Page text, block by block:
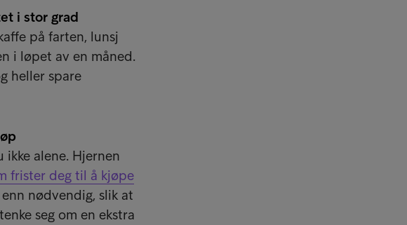
i stor grad
på farten, lunsj
i løpet av en måned.
heller spare
alene. Hjernen
frister deg til å kjøpe
nødvendig, slik at
seg om en ekstra